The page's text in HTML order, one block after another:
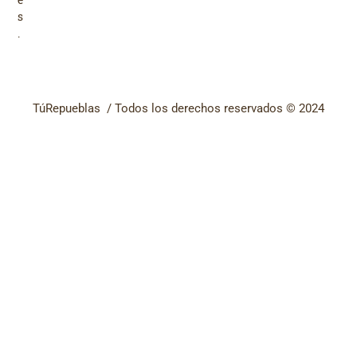
s
.
TúRepueblas / Todos los derechos reservados © 2024